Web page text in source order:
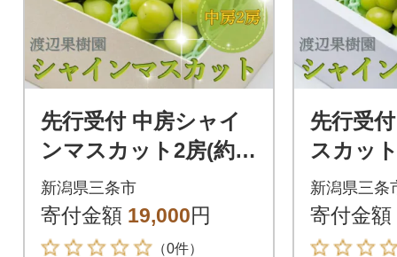
先行受付 中房シャイ
ンマスカット2房(約1
kg) 令和8年度 渡辺果
樹園 贈答用 【018S03
1】
新潟県三条市
寄付金額 19,000円
（0件）
先行受
スカッ
令和8年
果樹園
新潟県三条
寄付金額